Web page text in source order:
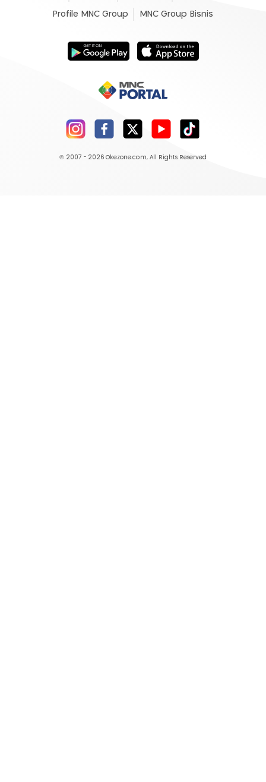
Profile MNC Group MNC Group Bisnis
© 2007 - 2026 Okezone.com, All Rights Reserved